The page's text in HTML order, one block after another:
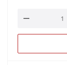
встречи и
время он